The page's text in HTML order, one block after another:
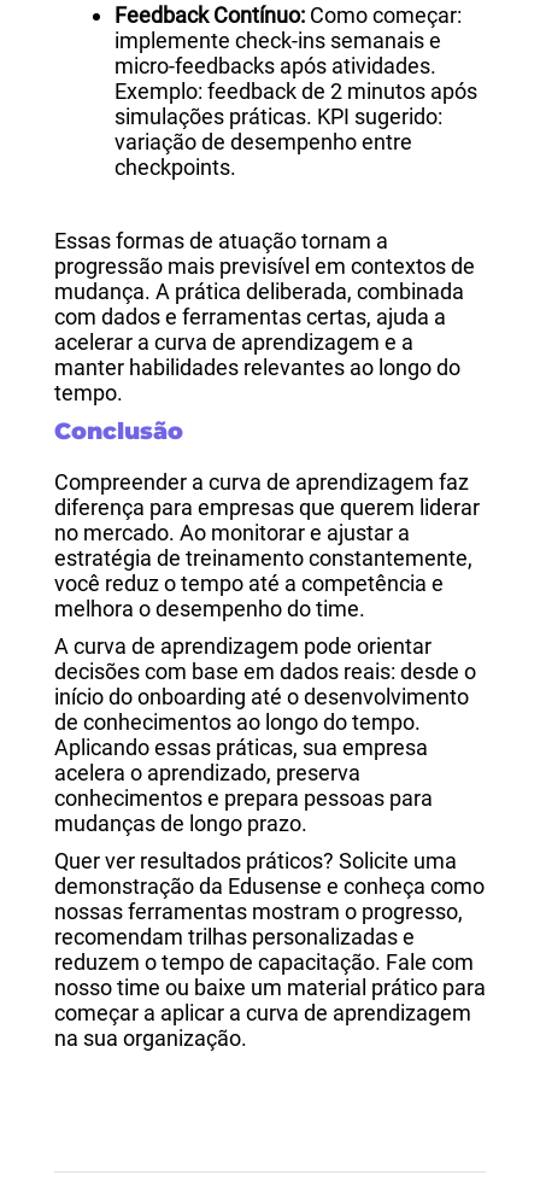
Feedback Contínuo:Como começar:
implemente check-ins semanais e
micro-feedbacks após atividades.
Exemplo: feedback de 2 minutos após
simulações práticas. KPI sugerido:
variação de desempenho entre
checkpoints.
Essas formas de atuação tornam a
progressão mais previsível em contextos de
mudança. A prática deliberada, combinada
com dados e ferramentas certas, ajuda a
acelerar a curva de aprendizagem e a
manter habilidades relevantes ao longo do
tempo.
Conclusão
Compreender a curva de aprendizagem faz
diferença para empresas que querem liderar
no mercado. Ao monitorar e ajustar a
estratégia de treinamento constantemente,
você reduz o tempo até a competência e
melhora o desempenho do time.
A curva de aprendizagem pode orientar
decisões com base em dados reais: desde o
início do onboarding até o desenvolvimento
de conhecimentos ao longo do tempo.
Aplicando essas práticas, sua empresa
acelera o aprendizado, preserva
conhecimentos e prepara pessoas para
mudanças de longo prazo.
Quer ver resultados práticos? Solicite uma
demonstração da Edusense e conheça como
nossas ferramentas mostram o progresso,
recomendam trilhas personalizadas e
reduzem o tempo de capacitação. Fale com
nosso time ou baixe um material prático para
começar a aplicar a curva de aprendizagem
na sua organização.